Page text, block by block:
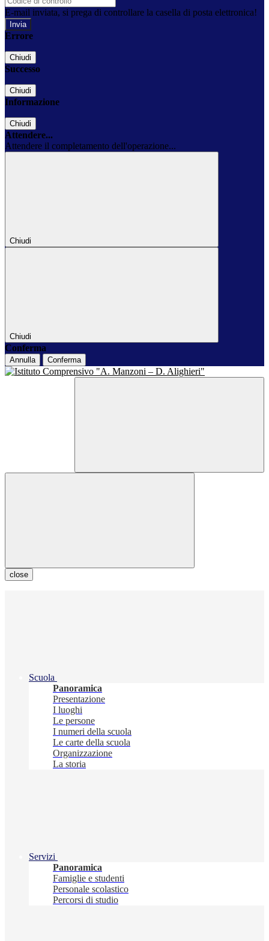
E-mail inviata, si prega di controllare la casella di posta elettronica!
Errore
Chiudi
Successo
Chiudi
Informazione
Chiudi
Attendere...
Attendere il completamento dell'operazione...
Chiudi
Chiudi
Conferma
Annulla Conferma
close
Scuola
Panoramica
Presentazione
I luoghi
Le persone
I numeri della scuola
Le carte della scuola
Organizzazione
La storia
Servizi
Panoramica
Famiglie e studenti
Personale scolastico
Percorsi di studio